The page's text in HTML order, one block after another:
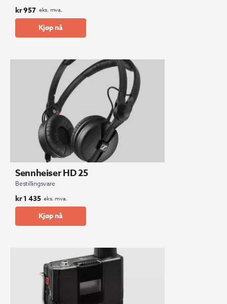
kr957 eks. mva.
Kjøp nå
Sennheiser HD 25
Bestillingsvare
kr1 435 eks. mva.
Kjøp nå